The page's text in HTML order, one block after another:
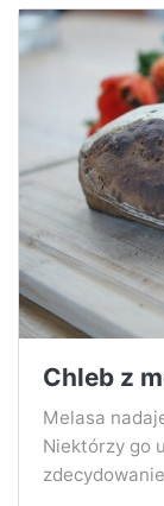
Chleb z
Melasa
Niektórzy go